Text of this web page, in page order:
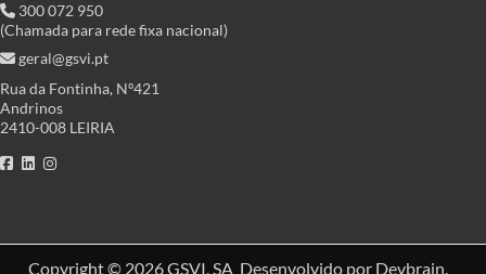
300 072 950
(Chamada para rede fixa nacional)
geral@gsvi.pt
Rua da Fontinha, Nº421
Andrinos
2410-008 LEIRIA
Copyright © 2026GSVI, SA Desenvolvido por Devbrain.